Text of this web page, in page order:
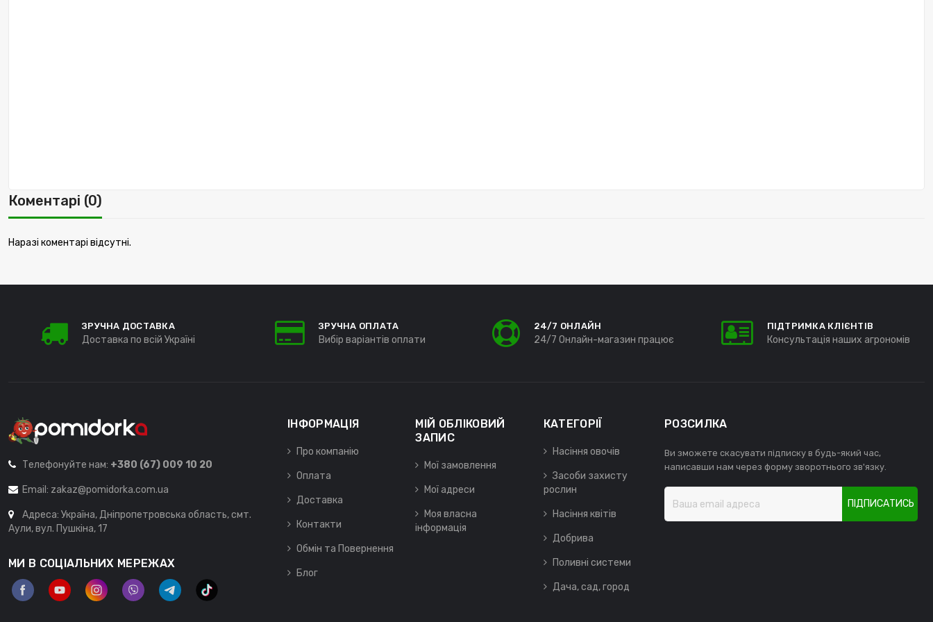
Коментарі (0)
Наразі коментарі відсутні.
ЗРУЧНА ДОСТАВКА
Доставка по всій Україні
ЗРУЧНА ОПЛАТА
Вибір варіантів оплати
24/7 ОНЛАЙН
24/7 Онлайн-магазин працює
ПІДТРИМКА КЛІЄНТІВ
Консультація наших агрономів
Телефонуйте нам: +380 (67) 009 10 20
Email: zakaz@pomidorka.com.ua
Адреса: Україна, Дніпропетровська область, смт.
Аули, вул. Пушкіна, 17
МИ В СОЦІАЛЬНИХ МЕРЕЖАХ
ІНФОРМАЦІЯ
Про компанію
Оплата
Доставка
Контакти
Обмін та Повернення
Блог
МІЙ ОБЛІКОВИЙ
ЗАПИС
Мої замовлення
Мої адреси
Моя власна
інформація
КАТЕГОРІЇ
Насіння овочів
Засоби захисту
рослин
Насіння квітів
Добрива
Поливні системи
Дача, сад, город
РОЗСИЛКА
Ви зможете скасувати підписку в будь-який час,
написавши нам через форму зворотнього зв'язку.
ПІДПИСАТИСЬ